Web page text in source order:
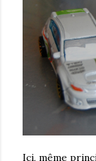
Ici, même